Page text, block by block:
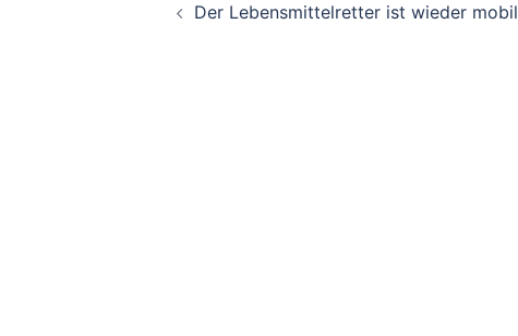
Der Lebensmittelretter ist wieder mobil